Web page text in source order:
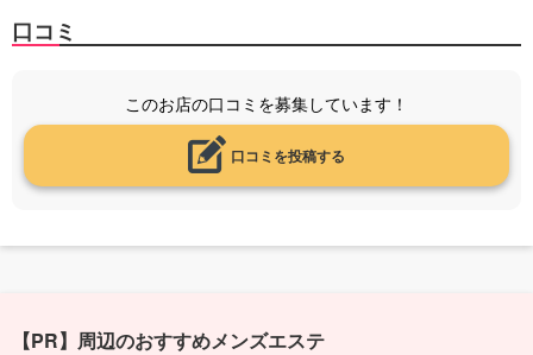
口コミ
このお店の口コミを募集しています！
口コミを投稿する
【PR】周辺のおすすめメンズエステ